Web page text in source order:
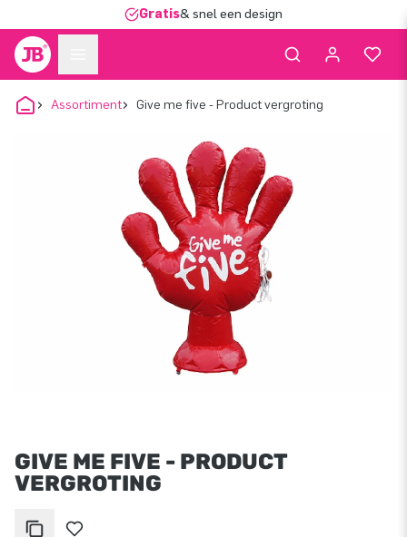
Gratis& snel een design
Assortiment Give me five - Product vergroting
GIVE ME FIVE - PRODUCT
VERGROTING